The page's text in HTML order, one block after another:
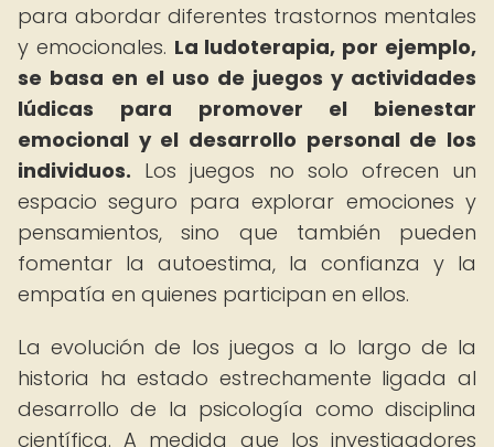
para abordar diferentes trastornos mentales
y emocionales. La ludoterapia, por ejemplo,
se basa en el uso de juegos y actividades
lúdicas para promover el bienestar
emocional y el desarrollo personal de los
individuos. Los juegos no solo ofrecen un
espacio seguro para explorar emociones y
pensamientos, sino que también pueden
fomentar la autoestima, la confianza y la
empatía en quienes participan en ellos.
La evolución de los juegos a lo largo de la
historia ha estado estrechamente ligada al
desarrollo de la psicología como disciplina
científica. A medida que los investigadores